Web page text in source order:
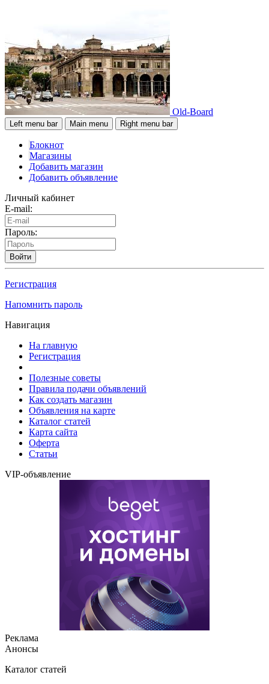
Old-Board
Left menu bar Main menu Right menu bar
Блокнот
Магазины
Добавить магазин
Добавить объявление
Личный кабинет
E-mail:
Пароль:
Войти
Регистрация
Напомнить пароль
Навигация
На главную
Регистрация
Полезные советы
Правила подачи объявлений
Как создать магазин
Объявления на карте
Каталог статей
Карта сайта
Оферта
Статьи
VIP-объявление
Реклама
Анонсы
Каталог статей